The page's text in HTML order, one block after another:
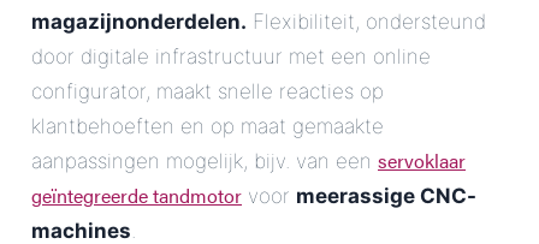
magazijnonderdelen. Flexibiliteit, ondersteund
door digitale infrastructuur met een online
configurator, maakt snelle reacties op
klantbehoeften en op maat gemaakte
aanpassingen mogelijk, bijv. van een servoklaar
geïntegreerde tandmotor voor meerassige CNC-
machines.